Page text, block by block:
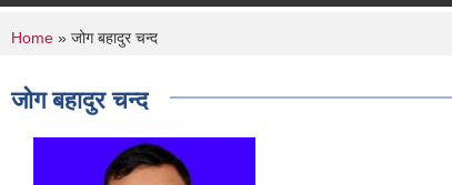
You are here
Home » जोग बहादुर चन्द
जोग बहादुर चन्द